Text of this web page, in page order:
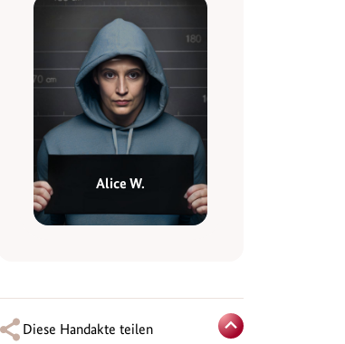
Alice W.
Diese Handakte teilen